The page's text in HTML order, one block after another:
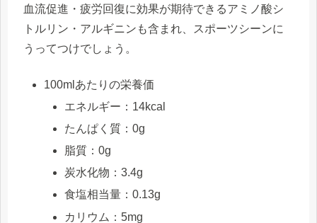
血流促進・疲労回復に効果が期待できるアミノ酸シ
トルリン・アルギニンも含まれ、スポーツシーンに
うってつけでしょう。
100mlあたりの栄養価
エネルギー：14kcal
たんぱく質：0g
脂質：0g
炭水化物：3.4g
食塩相当量：0.13g
カリウム：5mg